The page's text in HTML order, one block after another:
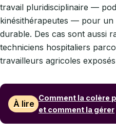
travail pluridisciplinaire —
kinésithérapeutes — pour
durable. Des cas sont aussi
techniciens hospitaliers
travailleurs agricoles
À lire
Comment la colère
et comment la gérer